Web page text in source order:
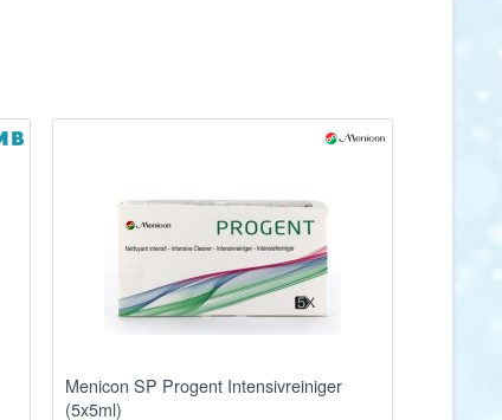
Menicon SP Progent Intensivreiniger
(5x5ml)